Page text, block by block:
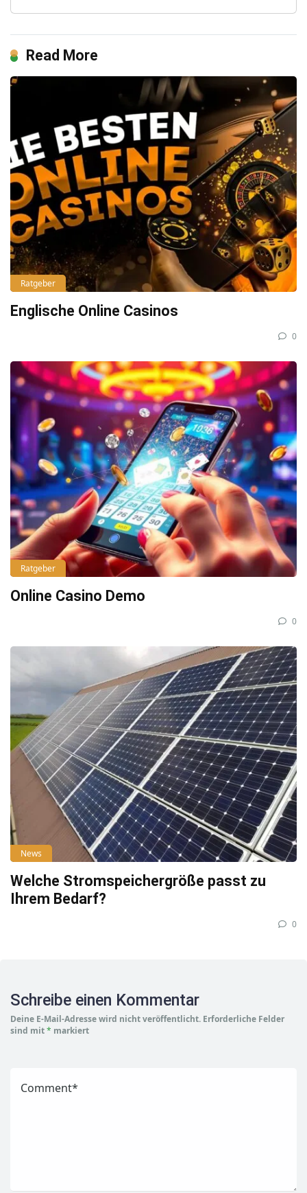
Read More
Ratgeber
Englische Online Casinos
0
Ratgeber
Online Casino Demo
0
News
Welche Stromspeichergröße passt zu
Ihrem Bedarf?
0
Schreibe einen Kommentar
Deine E-Mail-Adresse wird nicht veröffentlicht. Erforderliche Felder
sind mit* markiert